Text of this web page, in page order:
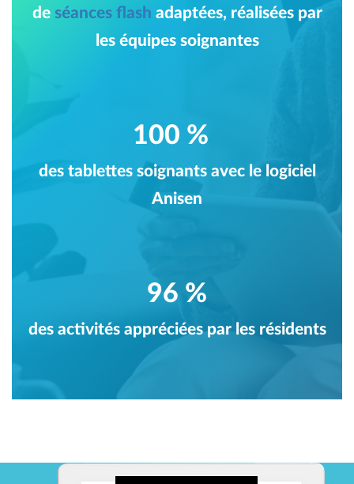
de séances flash adaptées, réalisées par
les équipes soignantes
100 %
des tablettes soignants avec le logiciel
Anisen
96 %
des activités appréciées par les résidents